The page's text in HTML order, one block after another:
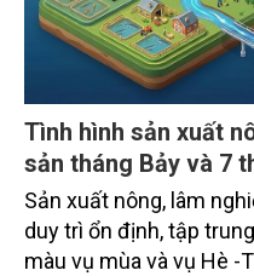
Tình hình sản xuất
sản tháng Bảy và 7
Sản xuất nông, lâm
duy trì ổn định, tập
màu vụ mùa và vụ Hè -